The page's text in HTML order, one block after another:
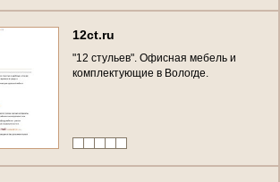
12ct.ru
"12 стульев". Офисная мебель и
комплектующие в Вологде.